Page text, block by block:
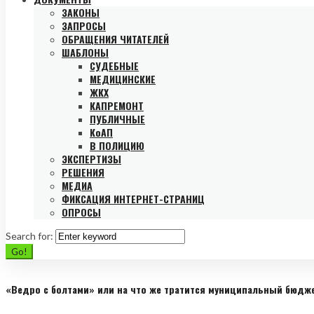
ЗАКОНЫ
ЗАПРОСЫ
ОБРАЩЕНИЯ ЧИТАТЕЛЕЙ
ШАБЛОНЫ
СУДЕБНЫЕ
МЕДИЦИНСКИЕ
ЖКХ
КАПРЕМОНТ
ПУБЛИЧНЫЕ
КоАП
В ПОЛИЦИЮ
ЭКСПЕРТИЗЫ
РЕШЕНИЯ
МЕДИА
ФИКСАЦИЯ ИНТЕРНЕТ-СТРАНИЦ
ОПРОСЫ
Search for:
Go!
«Ведро с болтами» или на что же тратится муниципальный